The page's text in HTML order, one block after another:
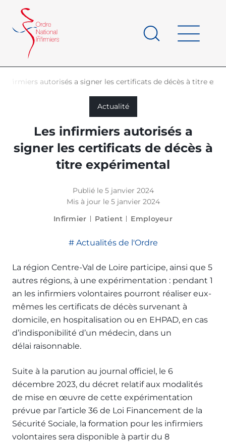
contenu
principal
d'Ariane
infirmiers autorisés a signer les certificats de décès à titre
Actualité
Les infirmiers autorisés a
signer les certificats de décès à
titre expérimental
Publié le 5 janvier 2024
Mis à jour le 5 janvier 2024
Infirmier
Patient Employeur
Actualités de l'Ordre
La région Centre-Val de Loire participe, ainsi que 5
autres régions, à une expérimentation : pendant 1
an les infirmiers volontaires pourront réaliser eux-
mêmes les certificats de décès survenant à
domicile, en hospitalisation ou en EHPAD, en cas
d’indisponibilité d’un médecin, dans un
délai raisonnable.
Suite à la parution au journal officiel, le 6
décembre 2023, du décret relatif aux modalités
de mise en œuvre de cette expérimentation
prévue par l’article 36 de Loi Financement de la
Sécurité Sociale, la formation pour les infirmiers
volontaires sera disponible à partir du 8
page
Panneau de gestion des cookies